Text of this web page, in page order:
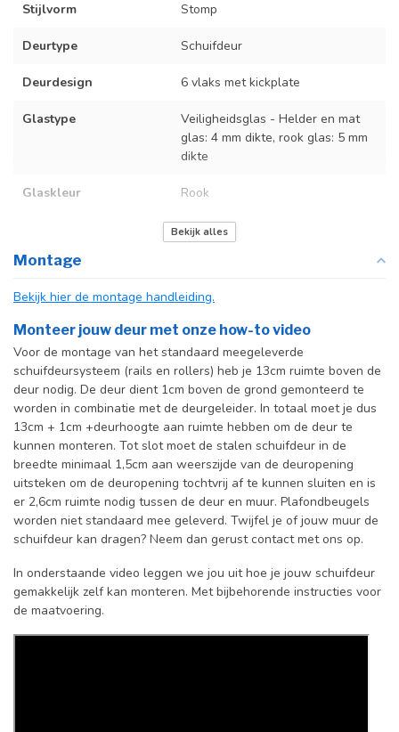
Stijlvorm Stomp
Deurtype Schuifdeur
Deurdesign 6 vlaks met kickplate
Glastype
Veiligheidsglas - Helder en mat
glas: 4 mm dikte, rook glas: 5 mm
dikte
Glaskleur Rook
U kunt een tabel vinden met de
exacte deurmaten in de
Incl. deurgreep
Incl. systeem
Bekijk alles
Montage
Bekijk hier de montage handleiding.
Monteer jouw deur met onze how-to video
Voor de montage van het standaard meegeleverde
schuifdeursysteem (rails en rollers) heb je 13cm ruimte boven de
deur nodig. De deur dient 1cm boven de grond gemonteerd te
worden in combinatie met de deurgeleider. In totaal moet je dus
13cm + 1cm +deurhoogte aan ruimte hebben om de deur te
kunnen monteren. Tot slot moet de stalen schuifdeur in de
breedte minimaal 1,5cm aan weerszijde van de deuropening
uitsteken om de deuropening tochtvrij af te kunnen sluiten en is
er 2,6cm ruimte nodig tussen de deur en muur. Plafondbeugels
worden niet standaard mee geleverd. Twijfel je of jouw muur de
schuifdeur kan dragen? Neem dan gerust contact met ons op.
In onderstaande video leggen we jou uit hoe je jouw schuifdeur
gemakkelijk zelf kan monteren. Met bijbehorende instructies voor
de maatvoering.